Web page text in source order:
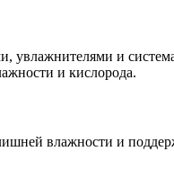
увлажнителями и
и кислорода.
влажности и